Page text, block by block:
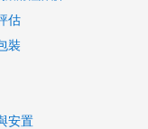
估
裝
安置